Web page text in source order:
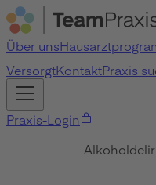
Über uns
VersorgtKontaktPraxis
Praxis-Login